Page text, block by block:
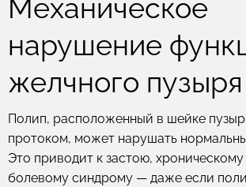
Механическое
нарушение
желчного пузыря
Полип, расположенный в шейке
протоком, может нарушать
Это приводит к застою,
болевому синдрому — даже если